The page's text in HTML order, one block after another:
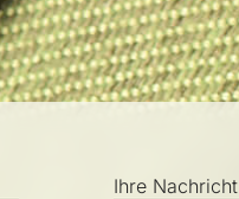
Ihre Nachricht